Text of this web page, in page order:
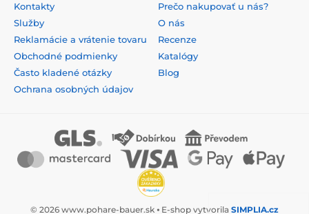
Kontakty
Služby
Reklamácie a vrátenie tovaru
Obchodné podmienky
Často kladené otázky
Ochrana osobných údajov
Prečo nakupovať u nás?
O nás
Recenze
Katalógy
Blog
© 2026 www.pohare-bauer.sk ⦁ E-shop vytvorila SIMPLIA.cz